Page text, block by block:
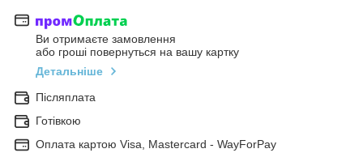
Ви отримаєте замовлення
або гроші повернуться на вашу картку
Детальніше
Післяплата
Готівкою
Оплата картою Visa, Mastercard - WayForPay